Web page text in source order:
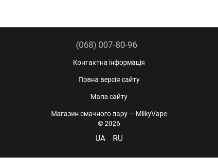
(068) 007-80-96
Контактна інформація
Повна версія сайту
Мапа сайту
Магазин смачного пару — MilkyVape
© 2026
UA RU